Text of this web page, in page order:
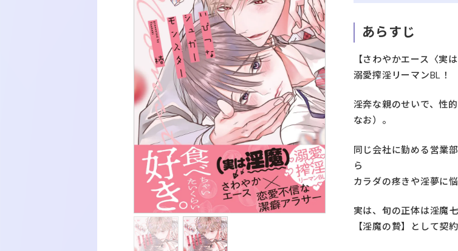
あらすじ
【さわやかエース〈実
溺愛搾淫リーマンBL！
淫奔な親のせいで、性
なお）。
同じ会社に勤める営業
ら
カラダの疼きや淫夢に
実は、旬の正体は淫魔
【淫魔の贄】として契